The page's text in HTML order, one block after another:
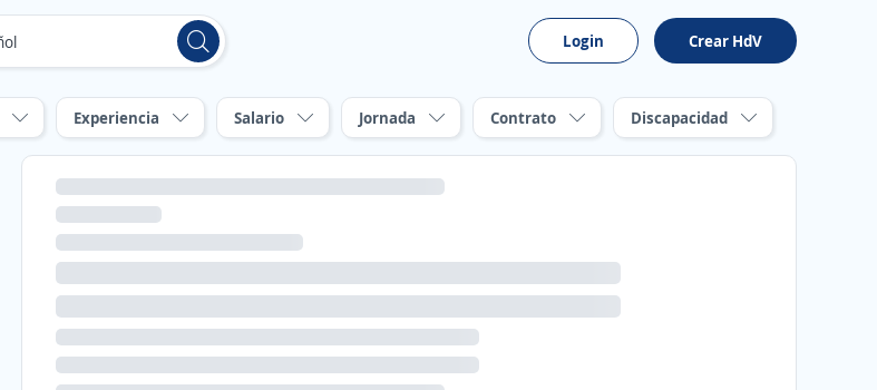
Login Crear HdV
Experiencia Salario Jornada Contrato Discapacidad